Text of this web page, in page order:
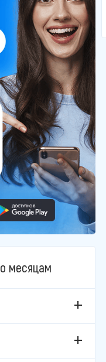
месяцам